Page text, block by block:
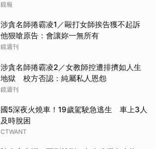
鏡報
涉貪名師捲霸凌1／毆打女師挨告獲不起訴
他狠嗆原告：會讓妳一無所有
鏡週刊
涉貪名師捲霸凌2／女教師控遭排擠如人生
地獄 校方否認：純屬私人恩怨
鏡週刊
國5深夜火燒車！19歲駕駛急逃生 車上3人
及時脫困
CTWANT